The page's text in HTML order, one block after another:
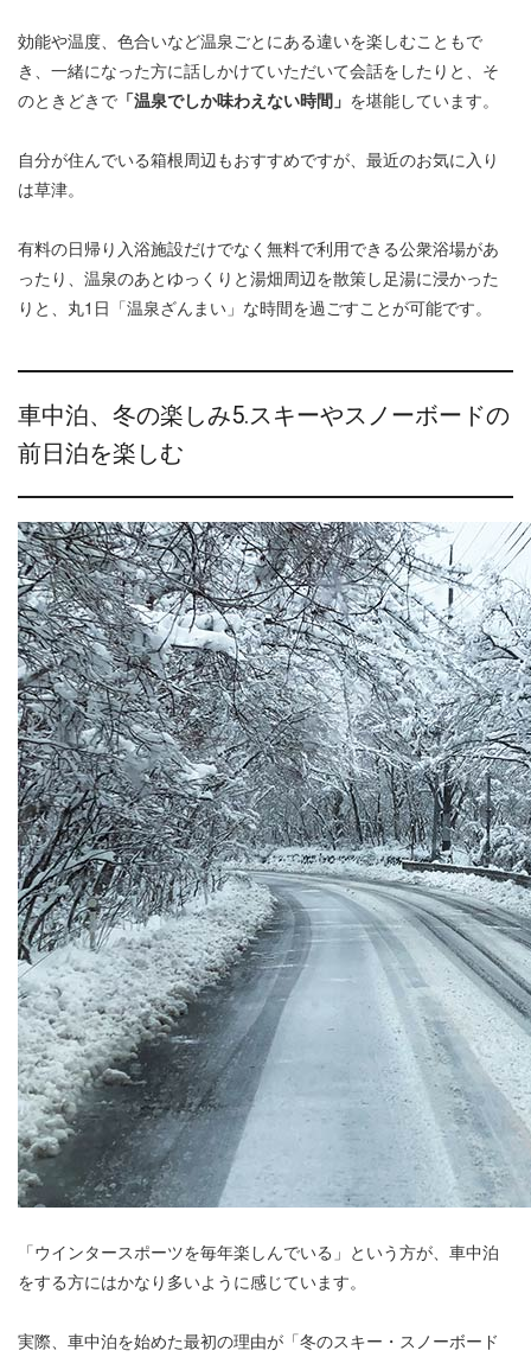
効能や温度、色合いなど温泉ごとにある違いを楽しむこともで
き、一緒になった方に話しかけていただいて会話をしたりと、そ
のときどきで 「温泉でしか味わえない時間」 を堪能しています。
自分が住んでいる箱根周辺もおすすめですが、最近のお気に入り
は草津。
有料の日帰り入浴施設だけでなく無料で利用できる公衆浴場があ
ったり、温泉のあとゆっくりと湯畑周辺を散策し足湯に浸かった
りと、丸1日「温泉ざんまい」な時間を過ごすことが可能です。
車中泊、冬の楽しみ5.スキーやスノーボードの
前日泊を楽しむ
「ウインタースポーツを毎年楽しんでいる」という方が、車中泊
をする方にはかなり多いように感じています。
実際、車中泊を始めた最初の理由が「冬のスキー・スノーボード